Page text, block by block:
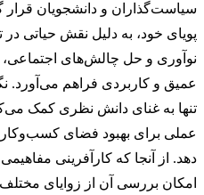
سیاست‌گذاران و دانشجویان
پویای خود، به دلیل نقش حیاتی در
نوآوری و حل چالش‌های
عمیق و کاربردی فراهم می‌آورد.
تنها به غنای دانش نظری کمک
عملی برای بهبود فضای کسب‌وکار
دهد. از آنجا که کارآفرینی
امکان بررسی آن از زوایای